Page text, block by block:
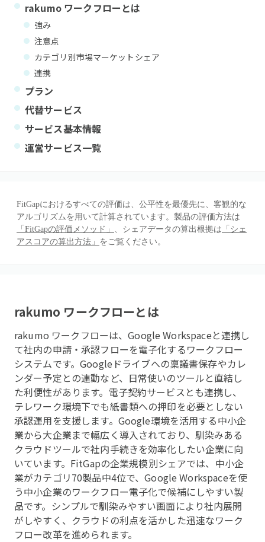
rakumo ワークフロー とは
強み
注意点
カテゴリ別市場マーケットシェア
連携
プラン
代替サービス
サービス基本情報
運営サービス一覧
FitGapにおけるすべての評価は、公平性を最優先に、客観的な
アルゴリズムを用いて計算されています。製品の評価方法は
「FitGapの評価メソッド」 、シェアデータの算出根拠は 「シェ
アスコアの算出方法」 をご覧ください。
rakumo ワークフローとは
rakumo ワークフローは、Google Workspaceと連携し
て社内の申請・承認フローを電子化するワークフロー
システムです。Googleドライブへの稟議書保存やカレ
ンダー予定との連動など、日常使いのツールと直結し
た利便性があります。電子契約サービスとも連携し、
テレワーク環境下でも紙書類への押印を必要としない
承認運用を支援します。Google環境を活用する中小企
業から大企業まで幅広く導入されており、馴染みある
クラウドツールで社内手続きを効率化したい企業に向
いています。FitGapの企業規模別シェアでは、中小企
業がカテゴリ70製品中4位で、Google Workspaceを使
う中小企業のワークフロー電子化で候補にしやすい製
品です。シンプルで馴染みやすい画面により社内展開
がしやすく、クラウドの利点を活かした迅速なワーク
フロー改革を進められます。